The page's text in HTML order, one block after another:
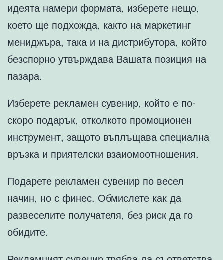
идеята намери формата, изберете нещо,
което ще подхожда, както на маркетинг
мениджъра, така и на дистрибутора, който
безспорно утвърждава Вашата позиция на
пазара.
Изберете рекламен сувенир, който е по-
скоро подарък, отколкото промоционен
инструмент, защото въплъщава специална
връзка и приятелски взаиомоотношения.
Подарете рекламен сувенир по весел
начин, но с финес. Обмислете как да
развеселите получателя, без риск да го
обидите.